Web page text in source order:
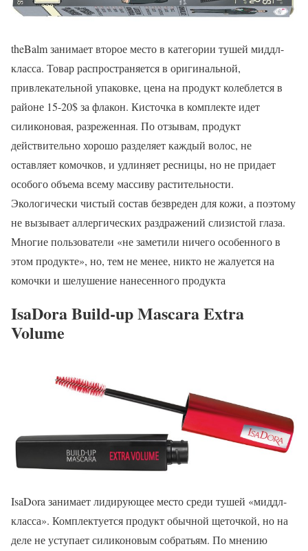
theBalm занимает второе место в категории тушей миддл-
класса. Товар распространяется в оригинальной,
привлекательной упаковке, цена на продукт колеблется в
районе 15-20$ за флакон. Кисточка в комплекте идет
силиконовая, разреженная. По отзывам, продукт
действительно хорошо разделяет каждый волос, не
оставляет комочков, и удлиняет ресницы, но не придает
особого объема всему массиву растительности.
Экологически чистый состав безвреден для кожи, а поэтому
не вызывает аллергических раздражений слизистой глаза.
Многие пользователи «не заметили ничего особенного в
этом продукте», но, тем не менее, никто не жалуется на
комочки и шелушение нанесенного продукта
IsaDora Build-up Mascara Extra
Volume
IsaDora занимает лидирующее место среди тушей «миддл-
класса». Комплектуется продукт обычной щеточкой, но на
деле не уступает силиконовым собратьям. По мнению